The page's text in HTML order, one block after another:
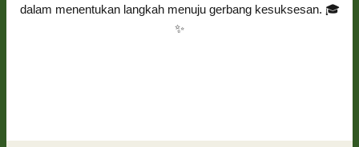
dalam menentukan langkah menuju gerbang kesuksesan. 🎓
✨